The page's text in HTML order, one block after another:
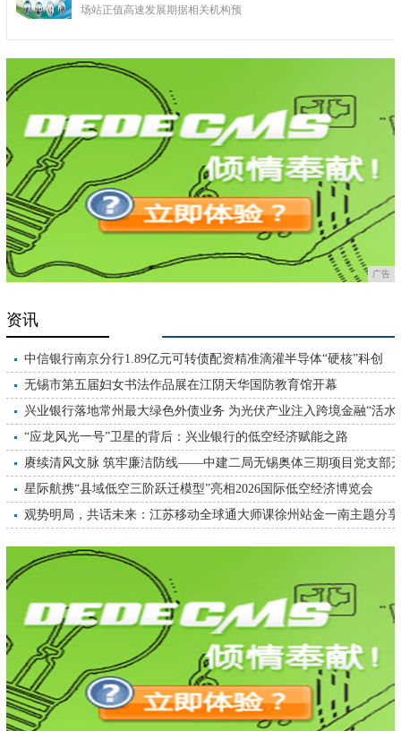
场站正值高速发展期据相关机构预
广告
资讯
中信银行南京分行1.89亿元可转债配资精准滴灌半导体“硬核”科创
无锡市第五届妇女书法作品展在江阴天华国防教育馆开幕
兴业银行落地常州最大绿色外债业务 为光伏产业注入跨境金融“活水”
“应龙风光一号”卫星的背后：兴业银行的低空经济赋能之路
赓续清风文脉 筑牢廉洁防线——中建二局无锡奥体三期项目党支部
展廉政教育主题党日活动
星际航携“县域低空三阶跃迁模型”亮相2026国际低空经济博览会
观势明局，共话未来：江苏移动全球通大师课徐州站金一南主题分